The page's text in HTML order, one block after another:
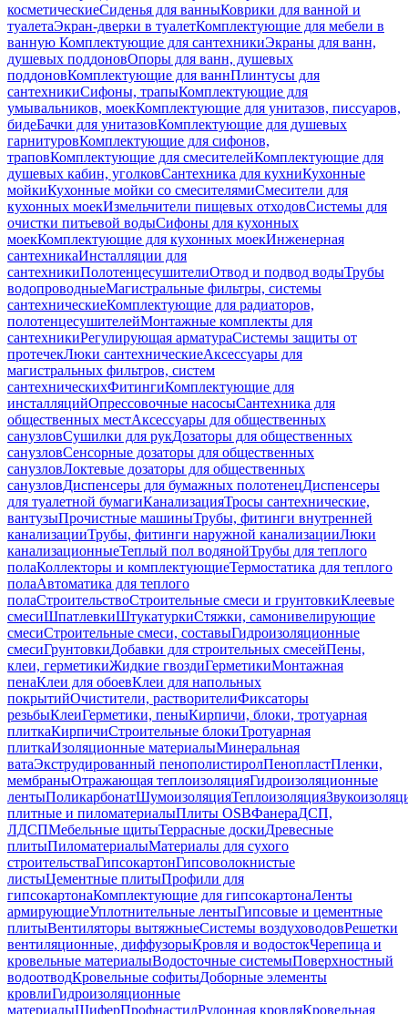
косметическиеСиденья для ванныКоврики для ванной и
туалетаЭкран-дверки в туалетКомплектующие для мебели в
ванную Комплектующие для сантехникиЭкраны для ванн,
душевых поддоновОпоры для ванн, душевых
поддоновКомплектующие для ваннПлинтусы для
сантехникиСифоны, трапыКомплектующие для
умывальников, моекКомплектующие для унитазов, писсуаров,
бидеБачки для унитазовКомплектующие для душевых
гарнитуровКомплектующие для сифонов,
траповКомплектующие для смесителейКомплектующие для
душевых кабин, уголковСантехника для кухниКухонные
мойкиКухонные мойки со смесителямиСмесители для
кухонных моекИзмельчители пищевых отходовСистемы для
очистки питьевой водыСифоны для кухонных
моекКомплектующие для кухонных моекИнженерная
сантехникаИнсталляции для
сантехникиПолотенцесушителиОтвод и подвод водыТрубы
водопроводныеМагистральные фильтры, системы
сантехническиеКомплектующие для радиаторов,
полотенцесушителейМонтажные комплекты для
сантехникиРегулирующая арматураСистемы защиты от
протечекЛюки сантехническиеАксессуары для
магистральных фильтров, систем
сантехническихФитингиКомплектующие для
инсталляцийОпрессовочные насосыСантехника для
общественных местАксессуары для общественных
санузловСушилки для рукДозаторы для общественных
санузловСенсорные дозаторы для общественных
санузловЛоктевые дозаторы для общественных
санузловДиспенсеры для бумажных полотенецДиспенсеры
для туалетной бумагиКанализацияТросы сантехнические,
вантузыПрочистные машиныТрубы, фитинги внутренней
канализацииТрубы, фитинги наружной канализацииЛюки
канализационныеТеплый пол водянойТрубы для теплого
полаКоллекторы и комплектующиеТермостатика для теплого
полаАвтоматика для теплого
полаСтроительствоСтроительные смеси и грунтовкиКлеевые
смесиШпатлевкиШтукатуркиСтяжки, самонивелирующие
смесиСтроительные смеси, составыГидроизоляционные
смесиГрунтовкиДобавки для строительных смесейПены,
клеи, герметикиЖидкие гвоздиГерметикиМонтажная
пенаКлеи для обоевКлеи для напольных
покрытийОчистители, растворителиФиксаторы
резьбыКлеиГерметики, пеныКирпичи, блоки, тротуарная
плиткаКирпичиСтроительные блокиТротуарная
плиткаИзоляционные материалыМинеральная
ватаЭкструдированный пенополистиролПенопластПленки,
мембраныОтражающая теплоизоляцияГидроизоляционные
лентыПоликарбонатШумоизоляцияТеплоизоляция
плитные и пиломатериалыПлиты OSBФанераДСП,
ЛДСПМебельные щитыТеррасные доскиДревесные
плитыПиломатериалыМатериалы для сухого
строительстваГипсокартонГипсоволокнистые
листыЦементные плитыПрофили для
гипсокартонаКомплектующие для гипсокартонаЛенты
армирующиеУплотнительные лентыГипсовые и цементные
плитыВентиляторы вытяжныеСистемы воздуховодовРешетки
вентиляционные, диффузорыКровля и водостокЧерепица и
кровельные материалыВодосточные системыПоверхностный
водоотводКровельные софитыДоборные элементы
кровлиГидроизоляционные
материалыШиферПрофнастилРулонная кровляКровельная